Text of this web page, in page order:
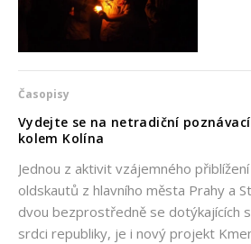
Časopisy
Vydejte se na netradiční
kolem Kolína
Jednou z aktivit vzájemného
oldskautů z hlavního města Prahy a
dvou bezprostředně se dotýkajících
srdci republiky, je i nový projekt